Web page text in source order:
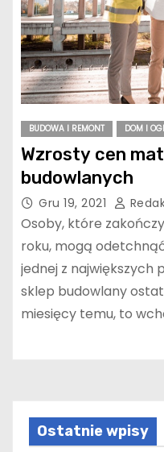
BUDOWA I REMONT DOM I
Wzrosty cen
budowlanych
Gru 19, 2021
Osoby, które
roku, mogą
jednej z największych
sklep budowlany
miesięcy temu, to
Ostatnie wpisy